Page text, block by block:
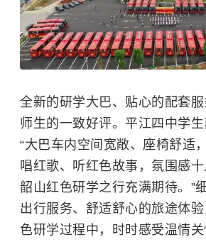
全新的研学大巴、贴心的配套
师生的一致好评。平江四中学生
“大巴车内空间宽敞、座椅舒适
唱红歌、听红色故事，氛围感
韶山红色研学之行充满期待。”
出行服务、舒适舒心的旅途体
色研学过程中，时时感受温情关